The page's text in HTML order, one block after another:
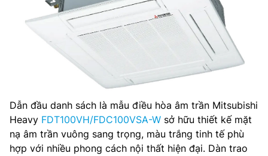
Dẫn đầu danh sách là mẫu điều hòa âm trần Mitsubishi
Heavy FDT100VH/FDC100VSA-W sở hữu thiết kế mặt
nạ âm trần vuông sang trọng, màu trắng tinh tế phù
hợp với nhiều phong cách nội thất hiện đại. Dàn trao